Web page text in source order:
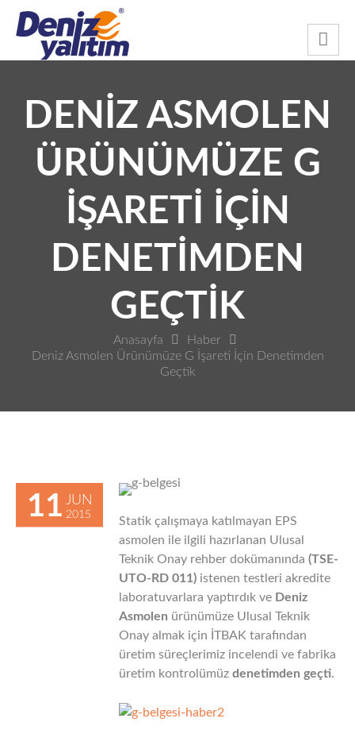
DENIZ ASMOLEN
ÜRÜNÜMÜZE G
İŞARETI İÇIN
DENETIMDEN
GEÇTIK
Anasayfa
Haber
Deniz Asmolen Ürünümüze G İşareti İçin Denetimden
Geçtik
11 JUN
2015
Statik çalışmaya katılmayan EPS
asmolen ile ilgili hazırlanan Ulusal
Teknik Onay rehber dokümanında (TSE-
UTO-RD 011) istenen testleri akredite
laboratuvarlara yaptırdık ve Deniz
Asmolen ürünümüze Ulusal Teknik
Onay almak için İTBAK tarafından
üretim süreçlerimiz incelendi ve fabrika
üretim kontrolümüz denetimden geçti.